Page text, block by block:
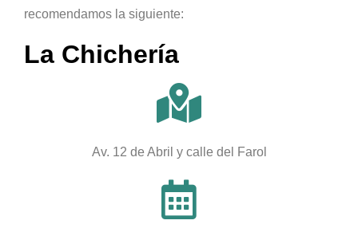
recomendamos la siguiente:
La Chichería
Av. 12 de Abril y calle del Farol